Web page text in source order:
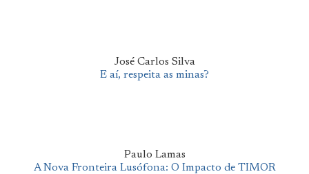
José Carlos Silva
E aí, respeita as minas?
Paulo Lamas
A Nova Fronteira Lusófona: O Impacto de TIMOR